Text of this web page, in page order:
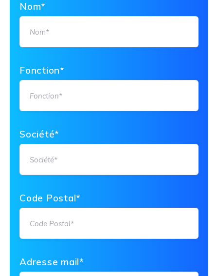
Nom*
Fonction*
Société*
Code Postal*
Adresse mail*